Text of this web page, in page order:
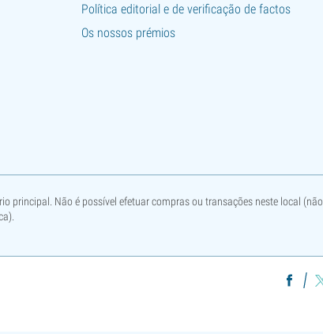
Política editorial e de verificação de factos
Os nossos prémios
principal. Não é possível efetuar compras ou transações neste local (não